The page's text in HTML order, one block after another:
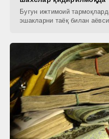
Бугун ижтимоий
эшакларни таёқ билан